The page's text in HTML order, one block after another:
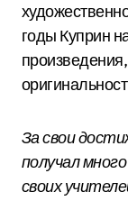
годы Куприн
За свои
получал
своих